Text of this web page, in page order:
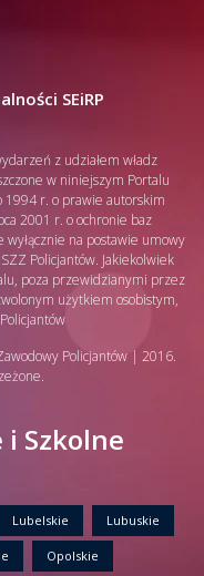
SEiRP
z udziałem władz
w niniejszym Portalu
1994 r. o prawie autorskim
2001 r. o ochronie baz
na postawie umowy
Policjantów. Jakiekolwiek
poza przewidzianymi przez
użytkiem osobistym,
Policjantów | 2016.
Szkolne
Lubelskie Lubuskie
Opolskie